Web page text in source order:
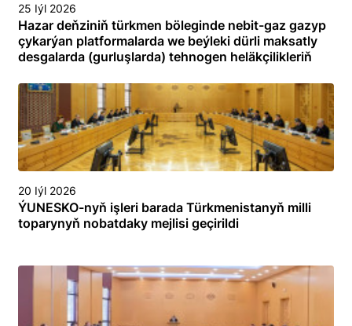
25 Iýl 2026
Hazar deňziniň türkmen böleginde nebit-gaz gazyp
çykarýan platformalarda we beýleki dürli maksatly
desgalarda (gurluşlarda) tehnogen heläkçilikleriň
toplumlaýyn türgenleşik okuwy
20 Iýl 2026
ÝUNESKO-nyň işleri barada Türkmenistanyň milli
toparynyň nobatdaky mejlisi geçirildi